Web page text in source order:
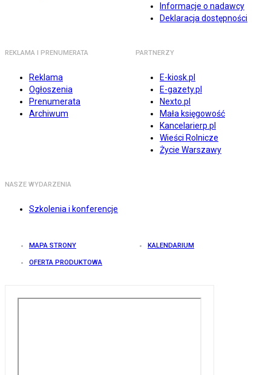
Informacje o nadawcy
Deklaracja dostępności
REKLAMA I PRENUMERATA
Reklama
Ogłoszenia
Prenumerata
Archiwum
PARTNERZY
E-kiosk.pl
E-gazety.pl
Nexto.pl
Mała księgowość
Kancelarierp.pl
Wieści Rolnicze
Życie Warszawy
NASZE WYDARZENIA
Szkolenia i konferencje
MAPA STRONY KALENDARIUM
OFERTA PRODUKTOWA